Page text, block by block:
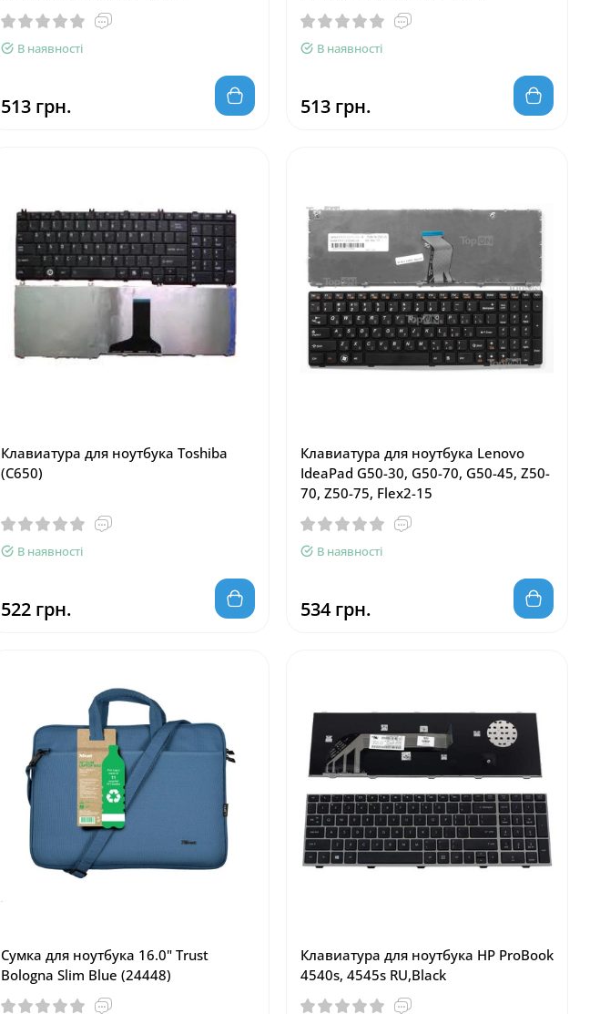
В наявності
513 грн.
В наявності
513 грн.
Клавиатура для ноутбука Toshiba
(C650)
В наявності
522 грн.
Клавиатура для ноутбука Lenovo
IdeaPad G50-30, G50-70, G50-45, Z50-
70, Z50-75, Flex2-15
В наявності
534 грн.
Сумка для ноутбука 16.0" Trust
Bologna Slim Blue (24448)
Клавиатура для ноутбука HP ProBook
4540s, 4545s RU,Black